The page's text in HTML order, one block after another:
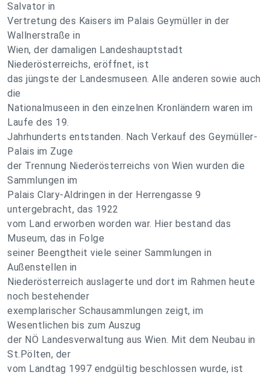
Salvator in
Vertretung des Kaisers im Palais Geymüller in der
Wallnerstraße in
Wien, der damaligen Landeshauptstadt
Niederösterreichs, eröffnet, ist
das jüngste der Landesmuseen. Alle anderen sowie auch
die
Nationalmuseen in den einzelnen Kronländern waren im
Laufe des 19.
Jahrhunderts entstanden. Nach Verkauf des Geymüller-
Palais im Zuge
der Trennung Niederösterreichs von Wien wurden die
Sammlungen im
Palais Clary-Aldringen in der Herrengasse 9
untergebracht, das 1922
vom Land erworben worden war. Hier bestand das
Museum, das in Folge
seiner Beengtheit viele seiner Sammlungen in
Außenstellen in
Niederösterreich auslagerte und dort im Rahmen heute
noch bestehender
exemplarischer Schausammlungen zeigt, im
Wesentlichen bis zum Auszug
der NÖ Landesverwaltung aus Wien. Mit dem Neubau in
St.Pölten, der
vom Landtag 1997 endgültig beschlossen wurde, ist